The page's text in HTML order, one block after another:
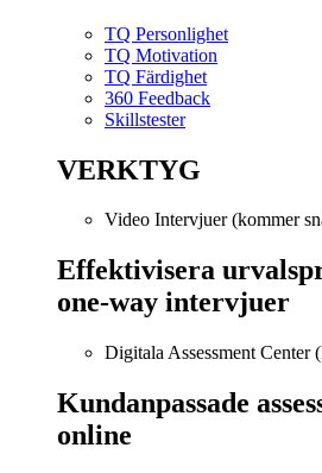
TQ Personlighet
TQ Motivation
TQ Färdighet
360 Feedback
Skillstester
VERKTYG
Video Intervjuer (kommer
Effektivisera
one-way intervjuer
Digitala Assessment Center
Kundanpassade
online